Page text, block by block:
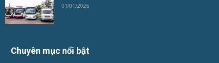
01/01/2026
Chuyên mục nổi bật